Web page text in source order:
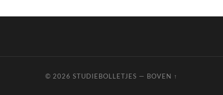
© 2026 STUDIEBOLLETJES — BOVEN ↑